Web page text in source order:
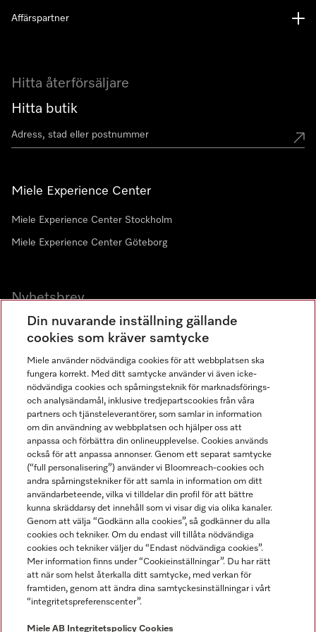
Hitta återförsäljare
Hitta butik
Miele Experience Center
Miele Experience Center Stockholm
Miele Experience Center Göteborg
Nyhetsbrev
Gå med i vår gemenskap
Affärspartner
Miele AB
Allmänna villkor
Användarvillkor
Miele tillgänglighetsförklaring
Lagen om digitala tjänster
Miele på LinkedIn
Miele på Facebook
Miele på Instagram
Miele på Youtube
Din nuvarande inställning gällande
cookies som kräver samtycke
Miele använder nödvändiga cookies för att webbplatsen ska
fungera korrekt. Med ditt samtycke använder vi även icke-
nödvändiga cookies och spårningsteknik för marknadsförings-
och analysändamål, inklusive tredjepartscookies från våra
partners och tjänsteleverantörer, som samlar in information
om din användning av webbplatsen och hjälper oss att
anpassa och förbättra din onlineupplevelse. Cookies används
också för att anpassa annonser. Genom ett separat samtycke
(“full personalisering”) använder vi Bloomreach-cookies och
andra spårningstekniker för att samla in information om ditt
användarbeteende, vilka vi tilldelar din profil för att bättre
kunna skräddarsy det innehåll som vi visar dig via olika kanaler.
Genom att välja “Godkänn alla cookies”, så godkänner du alla
cookies och tekniker. Om du endast vill tillåta nödvändiga
cookies och tekniker väljer du “Endast nödvändiga cookies”.
Mer information finns under “Cookieinställningar”. Du har rätt
att när som helst återkalla ditt samtycke, med verkan för
framtiden, genom att ändra dina samtyckesinställningar i vårt
“integritetspreferenscenter”.
Miele AB Integritetspolicy Cookies